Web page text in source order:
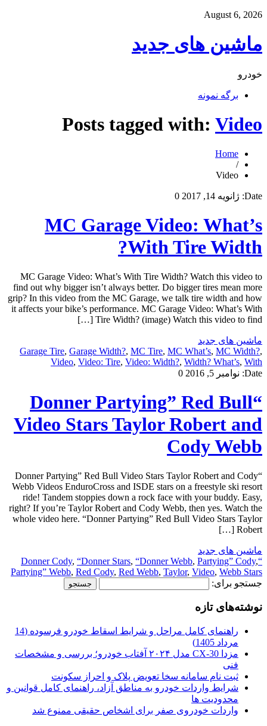
August 6, 2026
ماشین های جدید
خودرو
برگه نمونه
Posts tagged with: Video
Home
/
Video
Date: ژانویه 14, 2017 0
MC Garage Video: What’s
With Tire Width?
MC Garage Video: What’s With Tire Width? Watch this video to
find out why bigger isn’t always better. Do bigger tires mean more
grip? In this video from the MC Garage, we talk tire width and how
it affects your bike’s performance. MC Garage Video: What’s With
Tire Width? (image) Watch this video to find […]
ماشین های جدید
Garage Tire, Garage Width?, MC Tire, MC What’s, MC Width?,
Video, Video: Tire, Video: Width?, Width? What’s, With
Date: نوامبر 5, 2016 0
“Donner Partying” Red Bull
Video Stars Taylor Robert and
Cody Webb
“Donner Partying” Red Bull Video Stars Taylor Robert and Cody
Webb Videos EnduroCross and ISDE stars on a freestyle ski resort
ride! Tandem stoppies down a rock face with your buddy. Easy,
right? If you’re Taylor Robert and Cody Webb, then yes. Watch the
whole video here. “Donner Partying” Red Bull Video Stars Taylor
Robert […]
ماشین های جدید
“Donner Cody
, “Donner Stars, “Donner Webb, Partying” Cody,
Partying” Webb, Red Cody, Red Webb, Taylor, Video, Webb Stars
جستجو برای:
نوشته‌های تازه
راهنمای کامل مراحل و شرایط اسقاط خودرو فرسوده (14
مرداد 1405)
مزدا CX-30 مدل ۲۰۲۴ آفتاب خودرو؛ بررسی و مشخصات
فنی
ثبت نام سامانه سخا تعویض پلاک و احراز سکونت
شرایط واردات خودرو به مناطق آزاد، راهنمای کامل قوانین و
محدودیت ها
واردات خودروی صفر برای اشخاص حقیقی ممنوع شد